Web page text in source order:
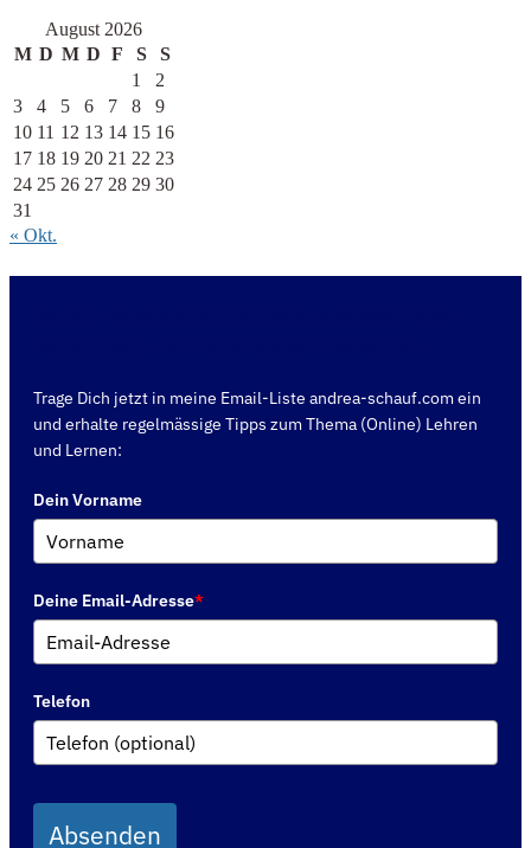
August 2026
M D M D F S
S
1
2
3
4 5 6 7 8
9
10 11 12 13 14 15 16
17 18 19 20 21 22 23
24 25 26 27 28 29 30
31
« Okt.
Trage Dich jetzt in meine Email-Liste andrea-schauf.com ein
und erhalte regelmässige Tipps zum Thema (Online) Lehren
und Lernen:
Dein Vorname
Deine Email-Adresse*
Telefon
Absenden